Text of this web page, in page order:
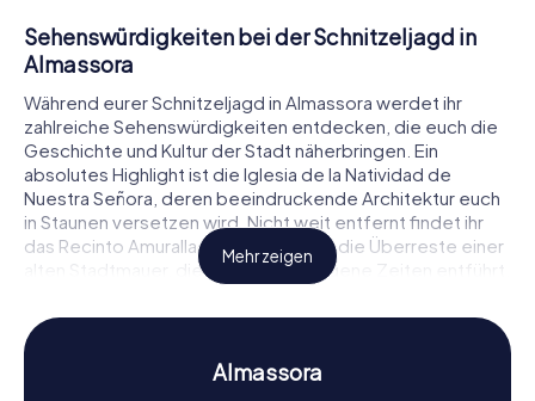
Sehenswürdigkeiten bei der Schnitzeljagd in
Almassora
Während eurer Schnitzeljagd in Almassora werdet ihr
zahlreiche Sehenswürdigkeiten entdecken, die euch die
Geschichte und Kultur der Stadt näherbringen. Ein
absolutes Highlight ist die Iglesia de la Natividad de
Nuestra Señora, deren beeindruckende Architektur euch
in Staunen versetzen wird. Nicht weit entfernt findet ihr
das Recinto Amurallado de Almazora, die Überreste einer
alten Stadtmauer, die euch in vergangene Zeiten entführt.
Juwel, das regelmäßig Veranstaltungen und Aufführungen
bietet. Bei den myCityHunt Schnitzeljagden in Almassora
löst ihr an diesen Orten spannende Rätsel, die euch tiefer
in die Geschichte eintauchen lassen.
Mehr zeigen
Almassora